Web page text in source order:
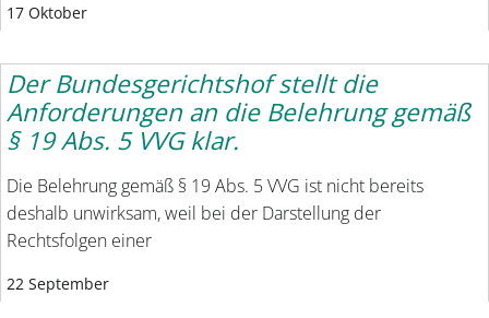
17 Oktober
Der Bundesgerichtshof stellt die
Anforderungen an die Belehrung gemäß
§ 19 Abs. 5 VVG klar.
Die Belehrung gemäß § 19 Abs. 5 VVG ist nicht bereits
deshalb unwirksam, weil bei der Darstellung der
Rechtsfolgen einer
22 September